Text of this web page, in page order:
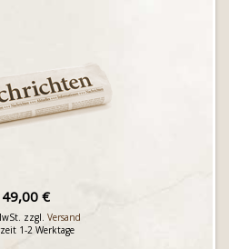
49,00 €
zzgl. Versand
1-2 Werktage